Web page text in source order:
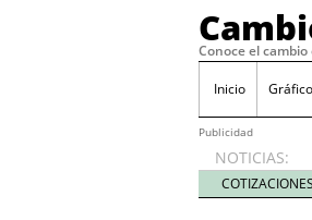
Conoce el
Inicio
Publicidad
NOTICIAS: